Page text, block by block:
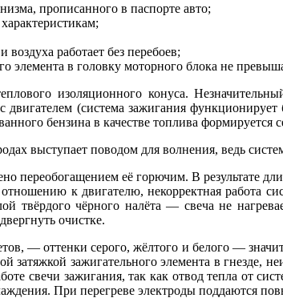
прописанного в паспорте авто;
работает без перебоев;
элемента в головку моторного блока не
изоляционного конуса.
(система зажигания
бензина в качестве топлива
выступает поводом для волнения, ведь
переобогащением её горючим. В результате
к двигателю, некорректная работа
твёрдого чёрного налёта — свеча не
очистке.
— оттенки серого, жёлтого и белого —
затяжкой зажигательного элемента в гнезде,
свечи зажигания, так как отвод тепла от
При перегреве электроды поддаются